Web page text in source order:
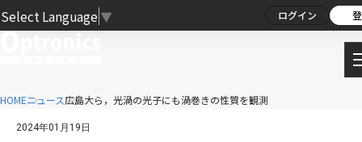
Select Language ▼ ログイン
HOMEニュース広島大ら，光渦の光子にも渦巻きの性質を観測
2024年01月19日